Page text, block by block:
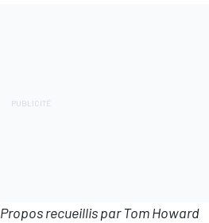
Propos recueillis par Tom Howard